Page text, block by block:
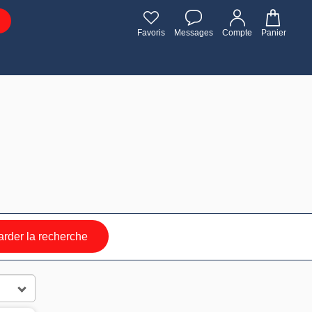
Favoris Messages Compte Panier
la recherche